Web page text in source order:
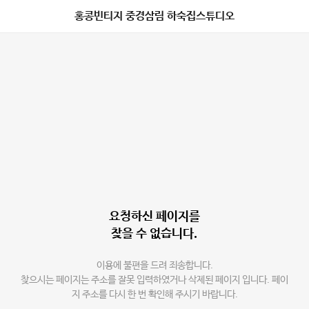
홍콩빈티지 중경삼림 하숙집스튜디오
요청하신 페이지를
찾을 수 없습니다.
이용에 불편을 드려 죄송합니다.
찾으시는 페이지는 주소를 잘못 입력하였거나 삭제된 페이지 입니다. 페이
지 주소를 다시 한 번 확인해 주시기 바랍니다.